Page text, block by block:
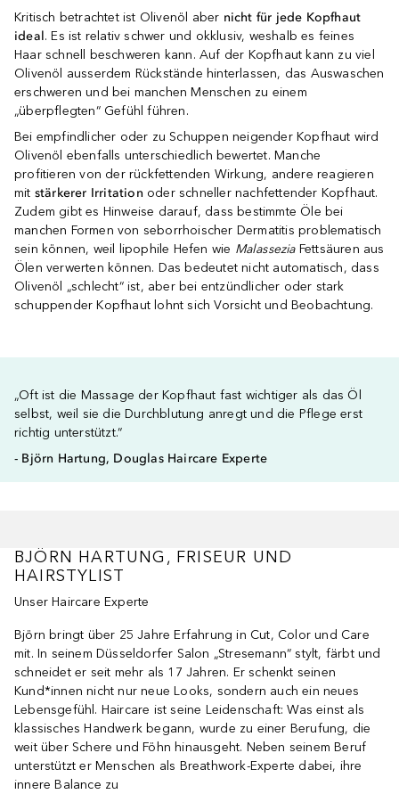
Kritisch betrachtet ist Olivenöl aber nicht für jede Kopfhaut
ideal. Es ist relativ schwer und okklusiv, weshalb es feines
Haar schnell beschweren kann. Auf der Kopfhaut kann zu viel
Olivenöl ausserdem Rückstände hinterlassen, das Auswaschen
erschweren und bei manchen Menschen zu einem
„überpflegten“ Gefühl führen.
Bei empfindlicher oder zu Schuppen neigender Kopfhaut wird
Olivenöl ebenfalls unterschiedlich bewertet. Manche
profitieren von der rückfettenden Wirkung, andere reagieren
mit stärkerer Irritation oder schneller nachfettender Kopfhaut.
Zudem gibt es Hinweise darauf, dass bestimmte Öle bei
manchen Formen von seborrhoischer Dermatitis problematisch
sein können, weil lipophile Hefen wie MalasseziaFettsäuren aus
Ölen verwerten können. Das bedeutet nicht automatisch, dass
Olivenöl „schlecht“ ist, aber bei entzündlicher oder stark
schuppender Kopfhaut lohnt sich Vorsicht und Beobachtung.
„Oft ist die Massage der Kopfhaut fast wichtiger als das Öl
selbst, weil sie die Durchblutung anregt und die Pflege erst
richtig unterstützt.“
- Björn Hartung, Douglas Haircare Experte
BJÖRN HARTUNG, FRISEUR UND
HAIRSTYLIST
Unser Haircare Experte
Björn bringt über 25 Jahre Erfahrung in Cut, Color und Care
mit. In seinem Düsseldorfer Salon „Stresemann“ stylt, färbt und
schneidet er seit mehr als 17 Jahren. Er schenkt seinen
Kund*innen nicht nur neue Looks, sondern auch ein neues
Lebensgefühl. Haircare ist seine Leidenschaft: Was einst als
klassisches Handwerk begann, wurde zu einer Berufung, die
weit über Schere und Föhn hinausgeht. Neben seinem Beruf
unterstützt er Menschen als Breathwork-Experte dabei, ihre
innere Balance zu